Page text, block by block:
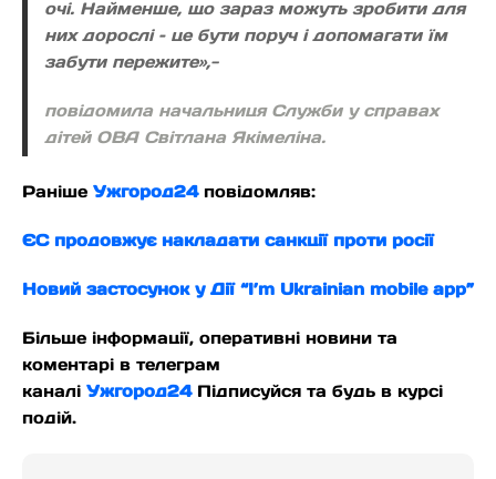
очі. Найменше, що зараз можуть зробити для
них дорослі – це бути поруч і допомагати їм
забути пережите»,-
повідомила начальниця Служби у справах
дітей ОВА Світлана Якімеліна.
Раніше Ужгород24повідомляв:
ЄС продовжує накладати санкції проти росії
Новий застосунок у Дії “I’m Ukrainian mobile app”
Більше інформації, оперативні новини та
коментарі в телеграм
каналі Ужгород24Підписуйся та будь в курсі
подій.